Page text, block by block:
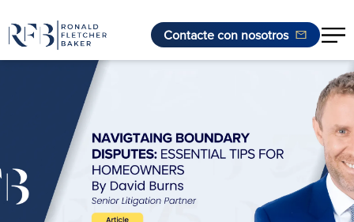
Saltar al contenido
Contacte con nosotros